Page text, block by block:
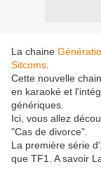
La chaine
Sitcoms
Cette nouvelle
en karaoké et
génériques.
Ici, vous allez
"Cas de divorce".
La première série
que TF1. A savoir